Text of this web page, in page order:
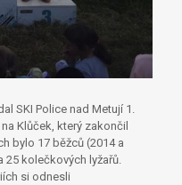
SKI Police nad Metují 1.
Klůček, který zakončil
bylo 17 běžců (2014 a
kolečkových lyžařů.
si odnesli